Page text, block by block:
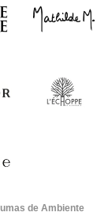
de Ambiente